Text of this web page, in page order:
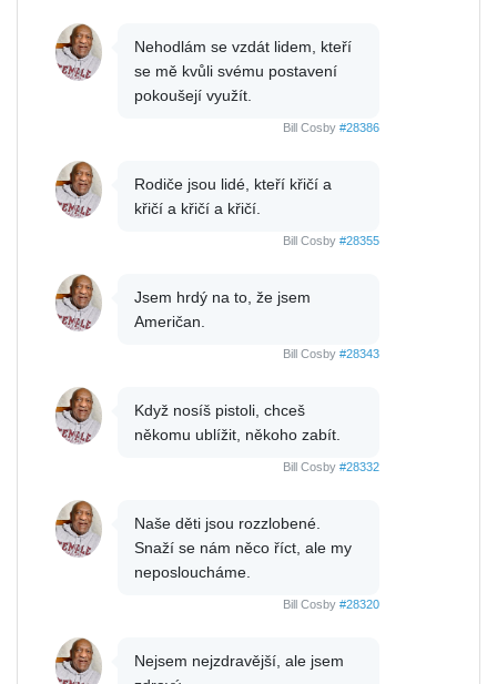
Nehodlám se vzdát lidem, kteří
se mě kvůli svému postavení
pokoušejí využít.
Bill Cosby #28386
Rodiče jsou lidé, kteří křičí a
křičí a křičí a křičí.
Bill Cosby #28355
Jsem hrdý na to, že jsem
Američan.
Bill Cosby #28343
Když nosíš pistoli, chceš
někomu ublížit, někoho zabít.
Bill Cosby #28332
Naše děti jsou rozzlobené.
Snaží se nám něco říct, ale my
neposloucháme.
Bill Cosby #28320
Nejsem nejzdravější, ale jsem